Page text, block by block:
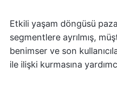
Etkili yaşam döngüsü
segmentlere ayrılmış,
benimser ve son
ile ilişki kurmasına